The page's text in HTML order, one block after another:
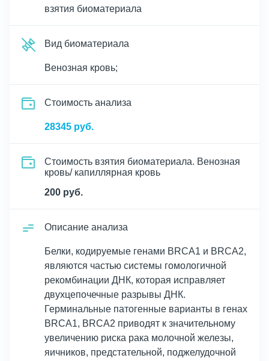
взятия биоматериала
Вид биоматериала
Венозная кровь;
Cтоимость анализа
28345 руб.
Стоимость взятия биоматериала. Венозная
кровь/ капиллярная кровь
200 руб.
Описание анализа
Белки, кодируемые генами BRCA1 и BRCA2,
являются частью системы гомологичной
рекомбинации ДНК, которая исправляет
двухцепочечные разрывы ДНК.
Герминальные патогенные варианты в генах
BRCA1, BRCA2 приводят к значительному
увеличению риска рака молочной железы,
яичников, предстательной, поджелудочной